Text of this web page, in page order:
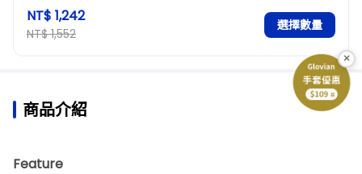
NT$ 1,242
NT$ 1,552
選擇數量
商品介紹
Feature
×